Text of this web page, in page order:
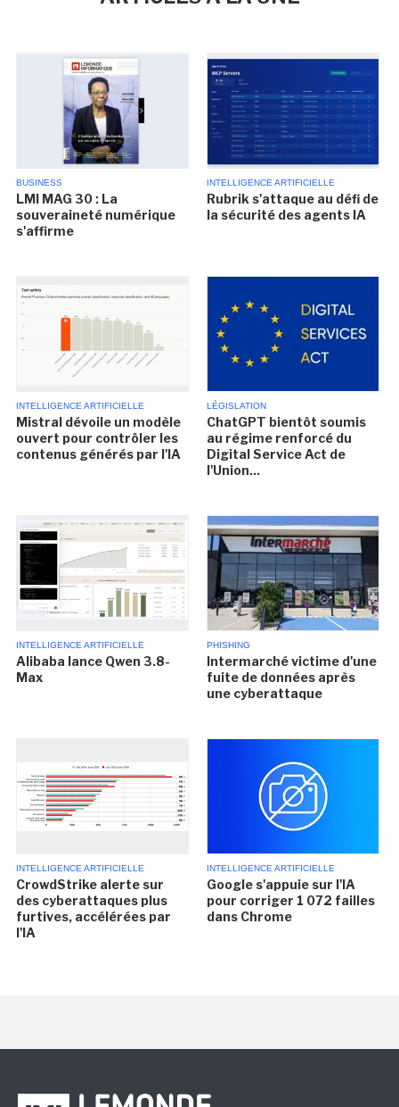
BUSINESS
LMI MAG 30 : La
souveraineté numérique
s'affirme
INTELLIGENCE ARTIFICIELLE
Rubrik s'attaque au défi de
la sécurité des agents IA
INTELLIGENCE ARTIFICIELLE
Mistral dévoile un modèle
ouvert pour contrôler les
contenus générés par l'IA
LÉGISLATION
ChatGPT bientôt soumis
au régime renforcé du
Digital Service Act de
l'Union...
INTELLIGENCE ARTIFICIELLE
Alibaba lance Qwen 3.8-
Max
PHISHING
Intermarché victime d'une
fuite de données après
une cyberattaque
INTELLIGENCE ARTIFICIELLE
CrowdStrike alerte sur
des cyberattaques plus
furtives, accélérées par
l'IA
INTELLIGENCE ARTIFICIELLE
Google s'appuie sur l'IA
pour corriger 1 072 failles
dans Chrome